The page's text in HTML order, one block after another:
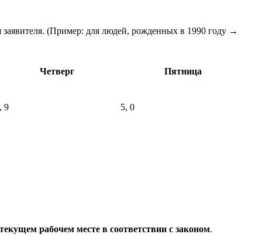
(Пример: для людей, рожденных в 1990 году →
Четверг Пятница
9 5, 0
рабочем месте в соответствии с законом.